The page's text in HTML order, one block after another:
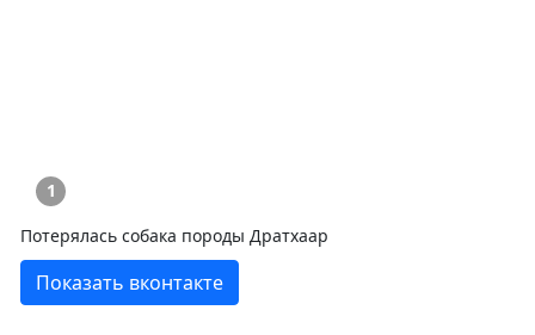
1
Потерялась собака породы Дратхаар
Показать вконтакте